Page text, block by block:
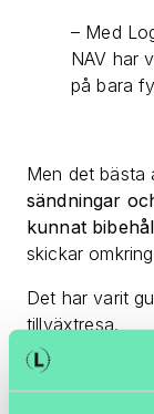
– Med
NAV har
på bara
Men det bästa
sändningar
kunnat
skickar
Det har varit
tillväxtresa.
Turbo-